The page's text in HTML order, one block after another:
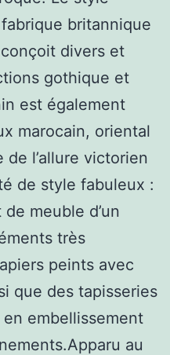
britannique
divers et
gothique et
est également
marocain, oriental
l’allure victorien
de style fabuleux :
meuble d’un
très
peints avec
que des tapisseries
embellissement
au